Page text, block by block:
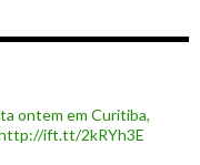
ontem em Curitiba,
http://ift.tt/2kRYh3E